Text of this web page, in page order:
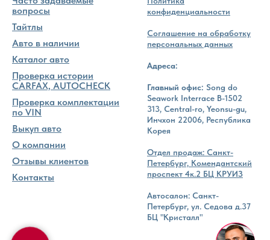
вопросы
Тайтлы
Авто в наличии
Каталог авто
Проверка истории
CARFAX, AUTOCHECK
Проверка комплектации
по VIN
Выкуп авто
О компании
Отзывы клиентов
Контакты
конфиденциальности
Соглашение на обработку
персональных данных
Адреса:
Главный офис: Song do
Seawork Interrace B-1502
313, Central-ro, Yeonsu-gu,
Инчхон 22006, Республика
Корея
Отдел продаж: Санкт-
Петербург, Комендантский
проспект 4к.2 БЦ КРУИЗ
Автосалон: Санкт-
Петербург, ул. Седова д.37
БЦ "Кристалл"